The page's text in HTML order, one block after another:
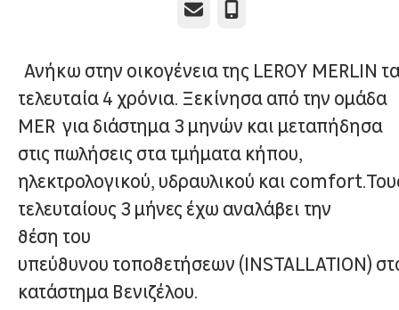
Email Τηλέφωνο
Ανήκω στην οικογένεια της LEROY MERLIN
τελευταία 4 χρόνια. Ξεκίνησα από την ομάδα
MER για διάστημα 3 μηνών και μεταπήδησα
στις πωλήσεις στα τμήματα κήπου,
ηλεκτρολογικού, υδραυλικού και
τελευταίους 3 μήνες έχω αναλάβει την
θέση του
υπεύθυνου τοποθετήσεων (INSTALLATION)
κατάστημα Βενιζέλου.